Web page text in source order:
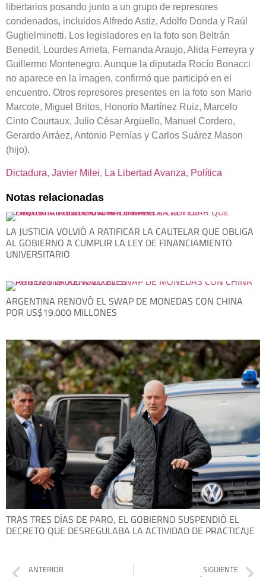
libertarios posando junto a un grupo de represores
condenados, incluidos Alfredo Astiz, Adolfo Donda y Raúl
Guglielminetti. Los legisladores en la foto son Beltrán
Benedit, Lourdes Arrieta, Fernanda Araujo, Alida Ferreyra y
Guillermo Montenegro. Aunque la diputada Rocío Bonacci
no aparece en la imagen, confirmó que participó en el
encuentro. Otros represores presentes en la foto son Mario
Marcote, Miguel Britos, Honorio Martínez Ruiz, Marcelo
Cinto Courtaux, Julio César Argüello, Manuel Cordero,
Gerardo Arráez, Antonio Pernías y Carlos Suárez Mason
(hijo).
Dictadura, Javier Milei, La Libertad Avanza, Política
Notas relacionadas
LA JUSTICIA VOLVIÓ A RATIFICAR LA CAUTELAR QUE OBLIGA
AL GOBIERNO A CUMPLIR LA LEY DE FINANCIAMIENTO
UNIVERSITARIO
ARGENTINA RENOVÓ EL SWAP DE MONEDAS CON CHINA
POR US$19.000 MILLONES
TRAS TRES DÍAS DE PARO, EL GOBIERNO SUSPENDIÓ EL
DECRETO QUE DESREGULABA LA ACTIVIDAD DE PRACTICAJE
ANTERIOR SIGUIENTE